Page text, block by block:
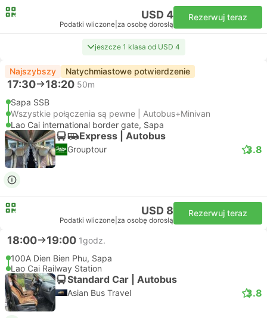
USD 4
Podatki wliczone za osobę dorosłą
Rezerwuj teraz
jeszcze 1 klasa od USD 4
Najszybszy Natychmiastowe potwierdzenie
17:30 18:20 50m
Sapa SSB
Wszystkie połączenia są pewne | Autobus+Minivan
Lao Cai international border gate, Sapa
Express | Autobus
Grouptour 3.8
USD 8
Podatki wliczone za osobę dorosłą
Rezerwuj teraz
18:00 19:00 1godz.
100A Dien Bien Phu, Sapa
Lao Cai Railway Station
Standard Car | Autobus
Asian Bus Travel 3.8